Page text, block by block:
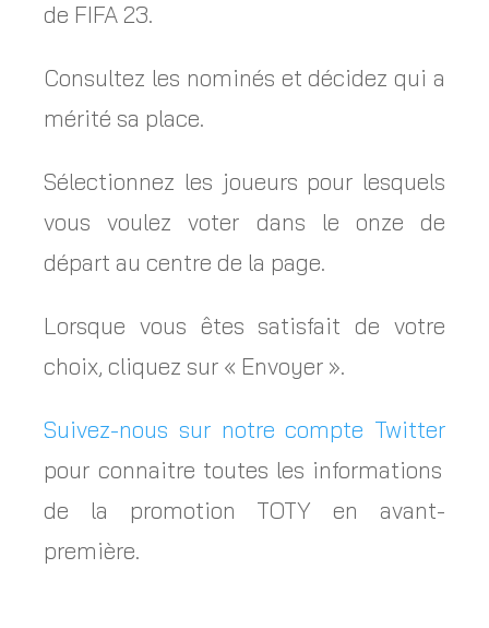
de FIFA 23.
Consultez les nominés et décidez qui a
mérité sa place.
Sélectionnez les joueurs pour lesquels
vous voulez voter dans le onze de
départ au centre de la page.
Lorsque vous êtes satisfait de votre
choix, cliquez sur « Envoyer ».
Suivez-nous sur notre compte Twitter
pour connaitre toutes les informations
de la promotion TOTY en avant-
première.